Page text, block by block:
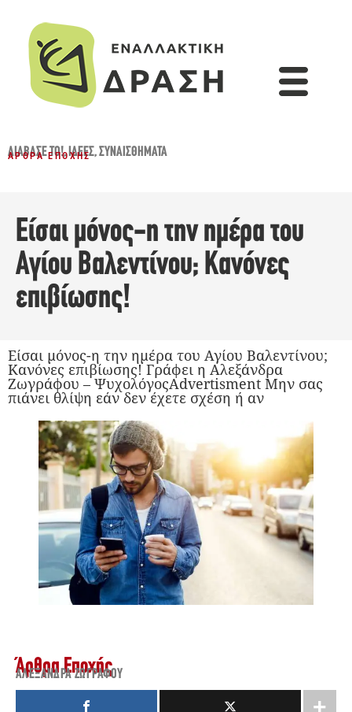
ΔΙΆΒΑΣΈ ΤΟ!,ΙΔΈΕΣ,ΣΥΝΑΙΣΘΉΜΑΤΑ
ΆΡΘΡΑ ΕΠΟΧΉΣ
Είσαι μόνος-η την ημέρα του
Αγίου Βαλεντίνου; Κανόνες
επιβίωσης!
Είσαι μόνος-η την ημέρα του Αγίου Βαλεντίνου;
Κανόνες επιβίωσης! Γράφει η Αλεξάνδρα
Ζωγράφου – ΨυχολόγοςAdvertisment Μην σας
πιάνει θλίψη εάν δεν έχετε σχέση ή αν
Άρθρα Εποχής
ΑΛΕΞΆΝΔΡΑ ΖΩΓΡΆΦΟΥ